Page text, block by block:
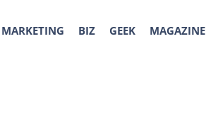
BIZ GEEK MAGAZINE